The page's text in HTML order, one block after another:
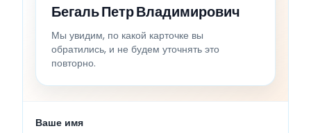
Бегаль Петр Владимирович
Мы увидим, по какой карточке вы
обратились, и не будем уточнять это
повторно.
Ваше имя